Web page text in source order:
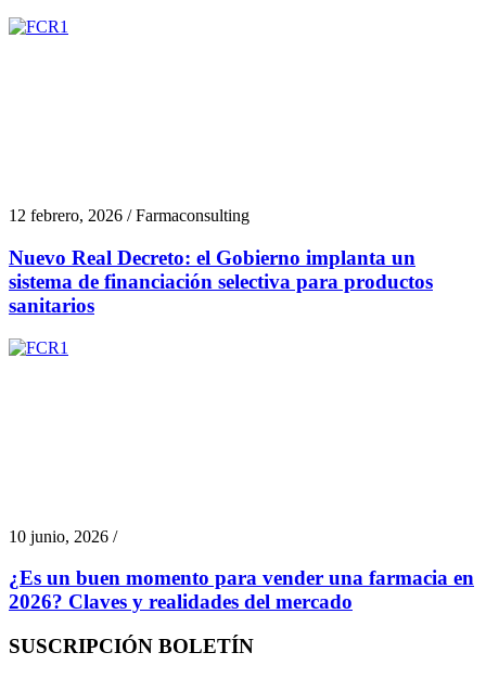
12 febrero, 2026 / Farmaconsulting
Nuevo Real Decreto: el Gobierno implanta un
sistema de financiación selectiva para productos
sanitarios
10 junio, 2026 /
¿Es un buen momento para vender una farmacia en
2026? Claves y realidades del mercado
SUSCRIPCIÓN BOLETÍN